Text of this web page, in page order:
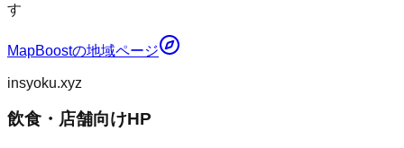
す
MapBoostの地域ページ
insyoku.xyz
飲食・店舗向けHP